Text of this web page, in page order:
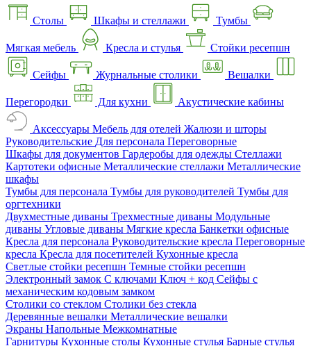
Столы Шкафы и стеллажи Тумбы
Мягкая мебель Кресла и стулья Стойки ресепшн
Сейфы Журнальные столики Вешалки
Перегородки Для кухни Акустические кабины
Аксессуары Мебель для отелей Жалюзи и шторы
Руководительские Для персонала Переговорные
Шкафы для документов Гардеробы для одежды Стеллажи
Картотеки офисные Металлические стеллажи Металлические
шкафы
Тумбы для персонала Тумбы для руководителей Тумбы для
оргтехники
Двухместные диваны Трехместные диваны Модульные
диваны Угловые диваны Мягкие кресла Банкетки офисные
Кресла для персонала Руководительские кресла Переговорные
кресла Кресла для посетителей Кухонные кресла
Светлые стойки ресепшн Темные стойки ресепшн
Электронный замок С ключами Ключ + код Сейфы с
механическим кодовым замком
Столики со стеклом Столики без стекла
Деревянные вешалки Металлические вешалки
Экраны Напольные Межкомнатные
Гарнитуры Кухонные столы Кухонные стулья Барные стулья